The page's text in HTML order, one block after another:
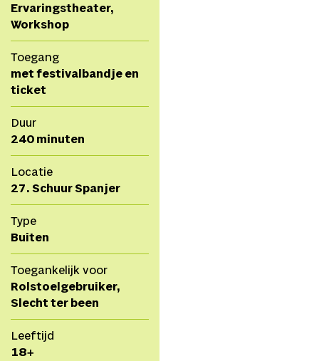
Ervaringstheater,
Workshop
Toegang
met festivalbandje en
ticket
Duur
240 minuten
Locatie
27. Schuur Spanjer
Type
Buiten
Toegankelijk voor
Rolstoelgebruiker,
Slecht ter been
Leeftijd
18+